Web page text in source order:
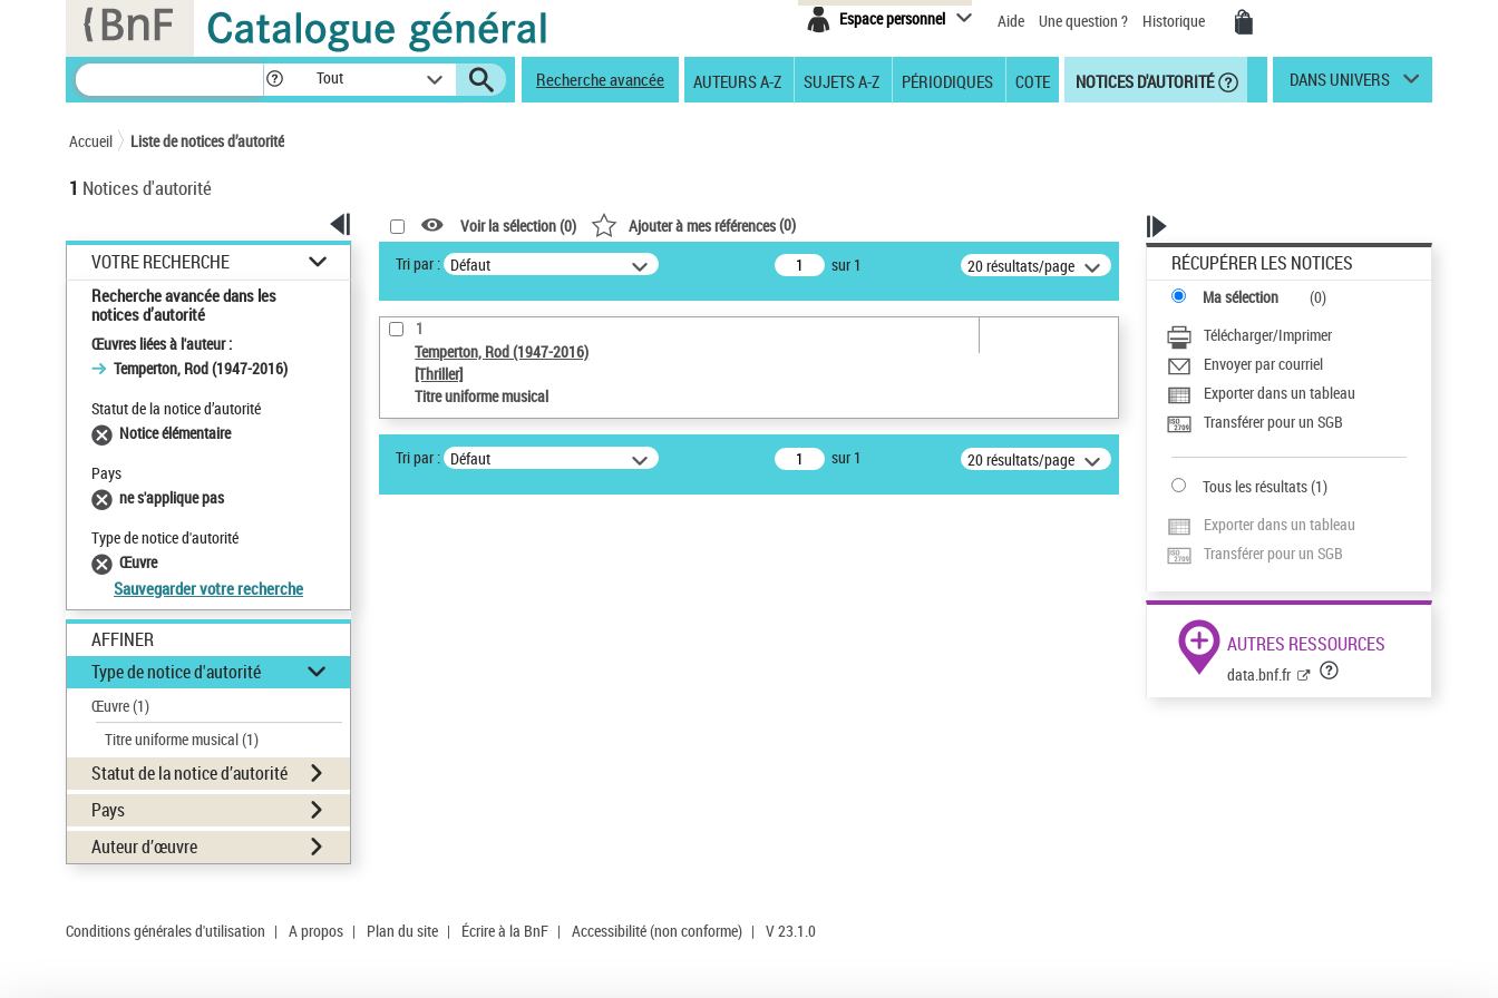
Espace personnel Aide Une question ? Historique
Tout Recherche avancée AUTEURS A-Z SUJETS A-Z PÉRIODIQUES COTE NOTICES D'AUTORITÉ DANS UNIVERS
Accueil Liste de notices d’autorité
1 Notices d'autorité
VOTRE RECHERCHE
Recherche avancée dans les
notices d’autorité
Œuvres liées à l'auteur :
Temperton, Rod (1947-2016)
Statut de la notice d’autorité
Notice élémentaire
Pays
ne s'applique pas
Type de notice d'autorité
Œuvre
Sauvegarder votre recherche
AFFINER
Type de notice d'autorité
Œuvre(1)
Titre uniforme musical(1)
Statut de la notice d’autorité
Pays
Auteur d’œuvre
Voir la sélection (0) Ajouter à mes références(0)
Tri par : Défaut sur 1 20 résultats/page
1
Temperton, Rod (1947-2016)
[Thriller]
Titre uniforme musical
Tri par : Défaut sur 1 20 résultats/page
RÉCUPÉRER LES NOTICES
Ma sélection (0)
Télécharger/Imprimer
Envoyer par courriel
Exporter dans un tableau
Transférer pour un SGB
Tous les résultats(1)
Exporter dans un tableau
Transférer pour un SGB
AUTRES RESSOURCES
data.bnf.fr
Conditions générales d'utilisation | A propos | Plan du site | Écrire à la BnF | Accessibilité (non conforme) | V 23.1.0
Panneau de gestion des cookies